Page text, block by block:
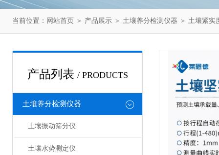
当前位置： 网站首页 ＞ 产品展示 ＞ 土壤养分检测仪器 ＞ 土壤紧实
产品列表 / PRODUCTS
土壤养分检测仪器
土壤振动筛分仪
土壤水势测定仪